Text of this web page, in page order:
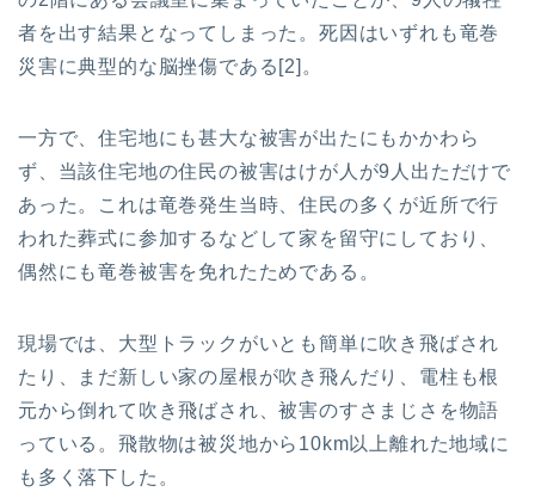
者を出す結果となってしまった。死因はいずれも竜巻
災害に典型的な脳挫傷である[2]。
一方で、住宅地にも甚大な被害が出たにもかかわら
ず、当該住宅地の住民の被害はけが人が9人出ただけで
あった。これは竜巻発生当時、住民の多くが近所で行
われた葬式に参加するなどして家を留守にしており、
偶然にも竜巻被害を免れたためである。
現場では、大型トラックがいとも簡単に吹き飛ばされ
たり、まだ新しい家の屋根が吹き飛んだり、電柱も根
元から倒れて吹き飛ばされ、被害のすさまじさを物語
っている。飛散物は被災地から10km以上離れた地域に
も多く落下した。